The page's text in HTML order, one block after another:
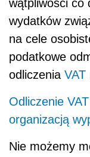
wątpliwości co
wydatków
na cele
podatkowe
odliczenia VAT
Odliczenie
organizacją
Nie możemy